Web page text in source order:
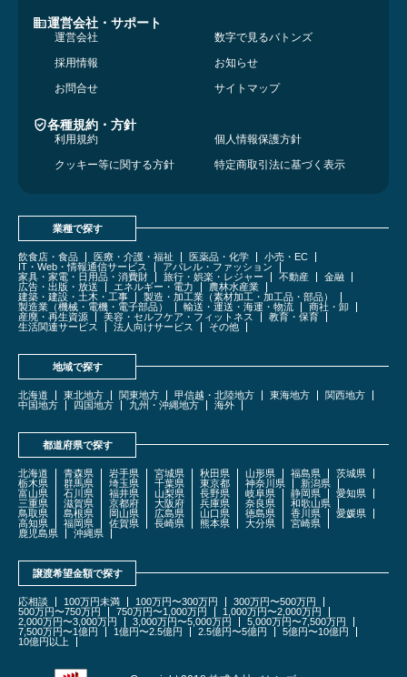
運営会社・サポート
運営会社
数字で見るバトンズ
採用情報
お知らせ
お問合せ
サイトマップ
各種規約・方針
利用規約
個人情報保護方針
クッキー等に関する方針
特定商取引法に基づく表示
業種で探す
飲食店・食品 医療・介護・福祉 医薬品・化学
小売・EC
IT・Web・情報通信サービス
アパレル・ファッション
家具・家電・日用品・消費財
旅行・娯楽・レジャー 不動産
金融
広告・出版・放送
エネルギー・電力
農林水産業
建築・建設・土木・工事
製造・加工業（素材加工・加工品・部品）
製造業（機械・電機・電子部品）
輸送・運送・海運・物流
商社・卸
産廃・再生資源
美容・セルフケア・フィットネス
教育・保育
生活関連サービス
法人向けサービス その他
地域で探す
北海道 東北地方 関東地方 甲信越・北陸地方 東海地方
関西地方
中国地方
四国地方 九州・沖縄地方 海外
都道府県で探す
北海道 青森県 岩手県 宮城県 秋田県 山形県 福島県
茨城県
栃木県
群馬県 埼玉県 千葉県 東京都 神奈川県
新潟県
富山県
石川県 福井県 山梨県 長野県 岐阜県 静岡県
愛知県
三重県
滋賀県 京都府 大阪府 兵庫県 奈良県
和歌山県
鳥取県
島根県 岡山県 広島県 山口県 徳島県 香川県
愛媛県
高知県
福岡県 佐賀県 長崎県 熊本県 大分県
宮崎県
鹿児島県
沖縄県
譲渡希望金額で探す
応相談 100万円未満 100万円〜300万円
300万円〜500万円
500万円〜750万円
750万円〜1,000万円
1,000万円〜2,000万円
2,000万円〜3,000万円
3,000万円〜5,000万円
5,000万円〜7,500万円
7,500万円〜1億円
1億円〜2.5億円 2.5億円〜5億円
5億円〜10億円
10億円以上